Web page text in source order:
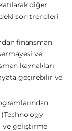
diğer
son trendleri
finansman
ve
kaynakları
geçirebilir ve
(Technology
ve geliştirme